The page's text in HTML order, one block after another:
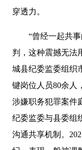
穿透力。
“曾经一起共事
判，这种震撼无法
城县纪委监委组织
键岗位人员80余人
涉嫌职务犯罪案件
纪委监委与县委组
沟通共享机制。